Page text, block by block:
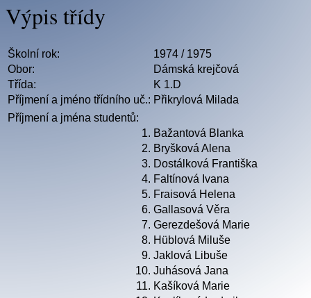
Výpis třídy
Školní rok:
1974 / 1975
Obor:
Dámská krejčová
Třída:
K 1.D
Příjmení a jméno třídního uč.: Přikrylová Milada
Příjmení a jména studentů:
1. Bažantová Blanka
2. Bryšková Alena
3. Dostálková Františka
4. Faltínová Ivana
5. Fraisová Helena
6. Gallasová Věra
7. Gerezdešová Marie
8. Hüblová Miluše
9. Jaklová Libuše
10. Juhásová Jana
11. Kašíková Marie